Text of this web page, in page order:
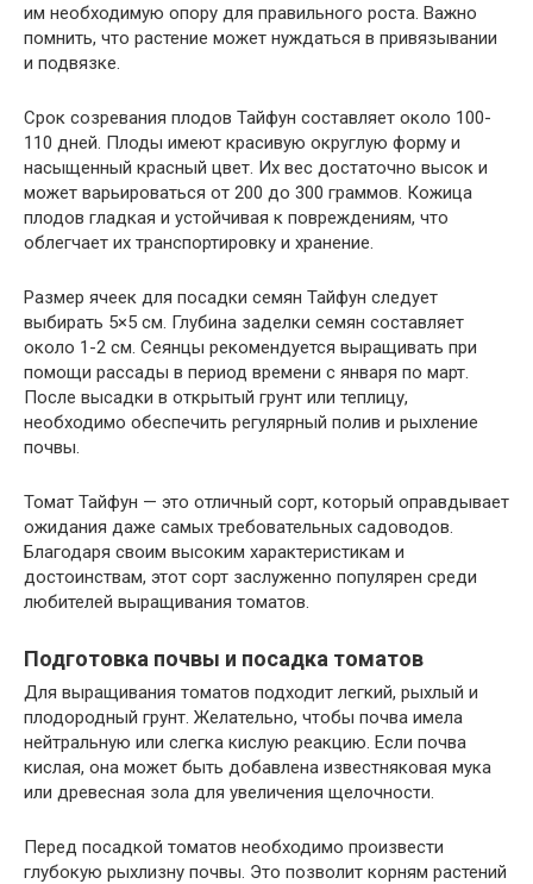
им необходимую опору для правильного роста. Важно
помнить, что растение может нуждаться в привязывании
и подвязке.
Срок созревания плодов Тайфун составляет около 100-
110 дней. Плоды имеют красивую округлую форму и
насыщенный красный цвет. Их вес достаточно высок и
может варьироваться от 200 до 300 граммов. Кожица
плодов гладкая и устойчивая к повреждениям, что
облегчает их транспортировку и хранение.
Размер ячеек для посадки семян Тайфун следует
выбирать 5×5 см. Глубина заделки семян составляет
около 1-2 см. Сеянцы рекомендуется выращивать при
помощи рассады в период времени с января по март.
После высадки в открытый грунт или теплицу,
необходимо обеспечить регулярный полив и рыхление
почвы.
Томат Тайфун — это отличный сорт, который оправдывает
ожидания даже самых требовательных садоводов.
Благодаря своим высоким характеристикам и
достоинствам, этот сорт заслуженно популярен среди
любителей выращивания томатов.
Подготовка почвы и посадка томатов
Для выращивания томатов подходит легкий, рыхлый и
плодородный грунт. Желательно, чтобы почва имела
нейтральную или слегка кислую реакцию. Если почва
кислая, она может быть добавлена известняковая мука
или древесная зола для увеличения щелочности.
Перед посадкой томатов необходимо произвести
глубокую рыхлизну почвы. Это позволит корням растений